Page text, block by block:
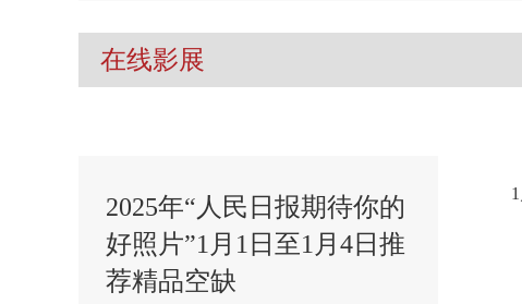
在线影展
2025年“人民日报期待你的
好照片”1月1日至1月4日推
荐精品空缺